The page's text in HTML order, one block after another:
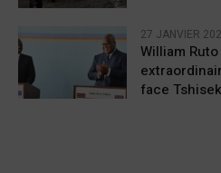
27 JANVIER
William
face